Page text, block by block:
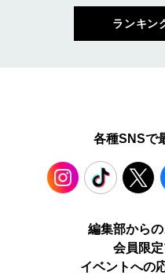
ランキン
各種SNSで
TikTok X
編集部からの
会員限
イベントへの